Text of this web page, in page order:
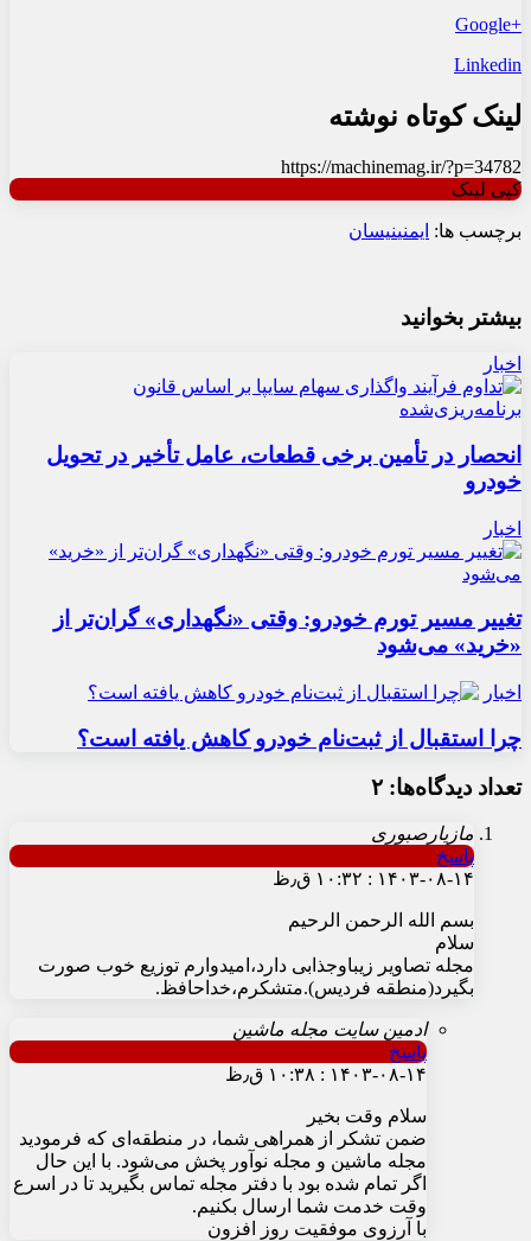
+Google
Linkedin
لینک کوتاه نوشته
https://machinemag.ir/?p=34782
کپی لینک
برچسب ها: ایمنینیسان
بیشتر بخوانید
اخبار
انحصار در تأمین برخی قطعات، عامل تأخیر در تحویل
خودرو
اخبار
تغییر مسیر تورم خودرو: وقتی «نگهداری» گران‌تر از
«خرید» می‌شود
اخبار
چرا استقبال از ثبت‌نام خودرو کاهش یافته است؟
تعداد دیدگاه‌ها: ۲
مازیارصبوری
پاسخ
۱۴۰۳-۰۸-۱۴ : ۱۰:۳۲ ق٫ظ
بسم الله الرحمن الرحیم
سلام
مجله تصاویر زیباوجذابی دارد،امیدوارم توزیع خوب صورت
بگیرد(منطقه فردیس).متشکرم،خداحافظ.
ادمین سایت مجله ماشین
پاسخ
۱۴۰۳-۰۸-۱۴ : ۱۰:۳۸ ق٫ظ
سلام وقت بخیر
ضمن تشکر از همراهی شما، در منطقه‌ای که فرمودید
مجله ماشین و مجله نوآور پخش می‌شود. با این حال
اگر تمام شده بود با دفتر مجله تماس بگیرید تا در اسرع
وقت خدمت شما ارسال بکنیم.
با آرزوی موفقیت روز افزون